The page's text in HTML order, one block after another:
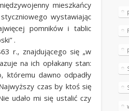
mieszkańcy
wystawiając
pomników i tablic
.
r., znajdującego się „w
na ich opłakany stan:
któremu dawno odpadły
czas by ktoś się
udało mi się ustalić czy